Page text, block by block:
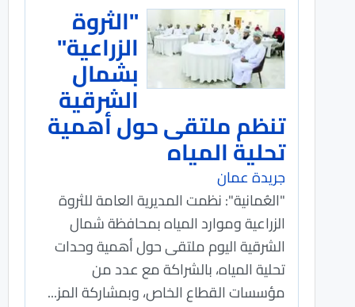
"الثروة
الزراعية"
بشمال
الشرقية
تنظم ملتقى حول أهمية
تحلية المياه
جريدة عمان
"العُمانية": نظمت المديرية العامة للثروة
الزراعية وموارد المياه بمحافظة شمال
الشرقية اليوم ملتقى حول أهمية وحدات
تحلية المياه، بالشراكة مع عدد من
مؤسسات القطاع الخاص، وبمشاركة المز...